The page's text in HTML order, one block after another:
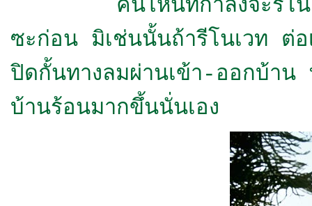
คนไหนที่กำลังจะรีโนเวท
ซะก่อน มิเช่นนั้นถ้ารีโนเวท ต่อ
ปิดกั้นทางลมผ่านเข้า-ออกบ้าน
บ้านร้อนมากขึ้นนั่นเอง